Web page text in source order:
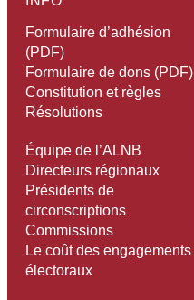
Formulaire d’adhésion
(PDF)
Formulaire de dons (PDF)
Constitution et règles
Résolutions
Équipe de l’ALNB
Directeurs régionaux
Présidents de
circonscriptions
Commissions
Le coût des engagements
électoraux